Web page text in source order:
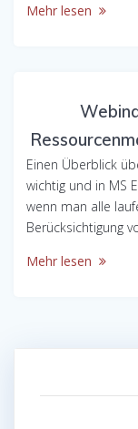
Mehr lesen
Einen Überblick
wichtig und in MS
wenn man alle
Berücksichtigung
Mehr lesen